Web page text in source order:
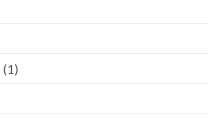
(1)